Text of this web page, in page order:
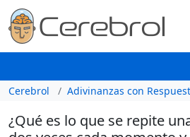
Cerebrol Adivinanzas con
¿Qué es lo que se repite